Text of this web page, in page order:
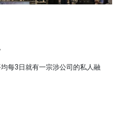
每3日就有一宗涉公司的私人融